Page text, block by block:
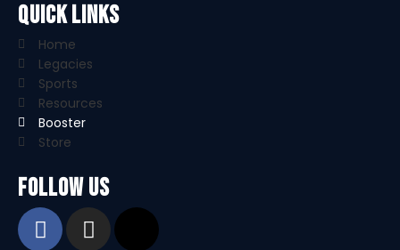
Quick Links
Home
Legacies
Sports
Resources
Booster
Store
Follow us